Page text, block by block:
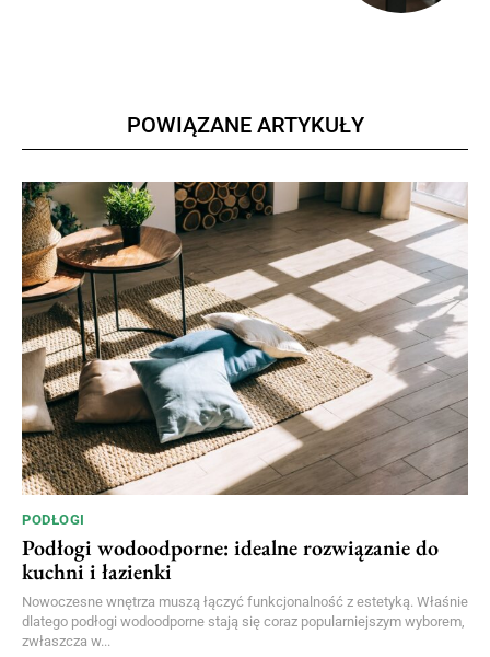
POWIĄZANE ARTYKUŁY
PODŁOGI
Podłogi wodoodporne: idealne rozwiązanie do
kuchni i łazienki
Nowoczesne wnętrza muszą łączyć funkcjonalność z estetyką. Właśnie
dlatego podłogi wodoodporne stają się coraz popularniejszym wyborem,
zwłaszcza w...